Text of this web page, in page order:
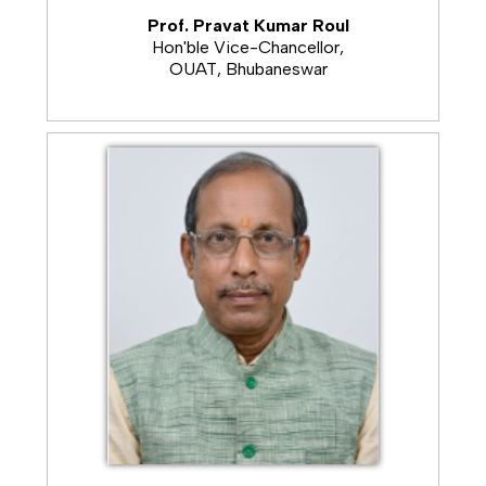
ଆମ୍ବ ଗଛରେ ୫୦% ରୁ ଅଧିକ ବଉଳ ଆସିବା ସମୟରେ ବଉଳ ନ ଝଡ଼ିବା
ପାଇଁ ଗଛରେ ପାଣି ଦିୟନ୍ତୁ ଏବଂ ତୋତାକୁ ଘାସ ଓ ଅନାବନା ଗଛରୁ ମୁକ୍ତ
ନିଜ ଜମିର ଉର୍ବରତା ଏବଂ ସାର ପ୍ରୟୋଗର ମାତ୍ରା ଜାଣିବା ପାଇଁ ନିଜ ଜମିର
ବିଭିନ୍ନ ସ୍ଥାନରୁ ମାଟି ନମୁନା ସଂଗ୍ରହ କରି କୃଷି ବିଜ୍ଞାନ କେନ୍ଦ୍ରରେ ଦିଅନ୍ତୁ
ଓ ମୂର୍ତ୍ତିକା ସ୍ୱାସ୍ଥ୍ୟ କାର୍ଡ ସଂଗ୍ରହ କରି ନିୟନ୍ତୁ
------------------------
ଟମାଟୋକୁ ଦୂରସ୍ଥିତ ବଜାରକୁ ପଠାଇବା ପାଇଁ ଗୋଲାପୀ ରଙ୍ଗ ବା ରଙ୍ଗ
ଧରିଥିବା ସମୟରେ ତୋଳନ୍ତୁ ଏହାଦ୍ୱାରା ଟମାଟୋ ୫-୭ ଦିନ ପର୍ଯ୍ୟନ୍ତ
------------------------
ଆମ୍ବ ଗଛରେ କାଣ୍ଡକୁ ମାଟିରୁ ୧ ମିଟର ଉଚତା ପର୍ଯ୍ୟନ୍ତ କୋଲଟାର
ଲେପନ କରିଲେ କାଇ ଆକ୍ରମଣରୁ ଗଛକୁ ରକ୍ଷା କରାଯାଇ ପାରିବ
------------------------
ରୋଗ ପୋକରୁ ରକ୍ଷା କରିବା ପାଇଁ କୀଟନାଶକରେ ଅଠା ମିଶାଇ ସକାଳେ
କିମ୍ବା ସଂନ୍ଧ୍ୟା ସମୟରେ ସିଂଚନ କରନ୍ତୁ ଏବଂ ମୃତ୍ତିକା ପରୀକ୍ଷା କରି
Prof. Pravat Kumar Roul
Hon'ble Vice-Chancellor,
OUAT, Bhubaneswar